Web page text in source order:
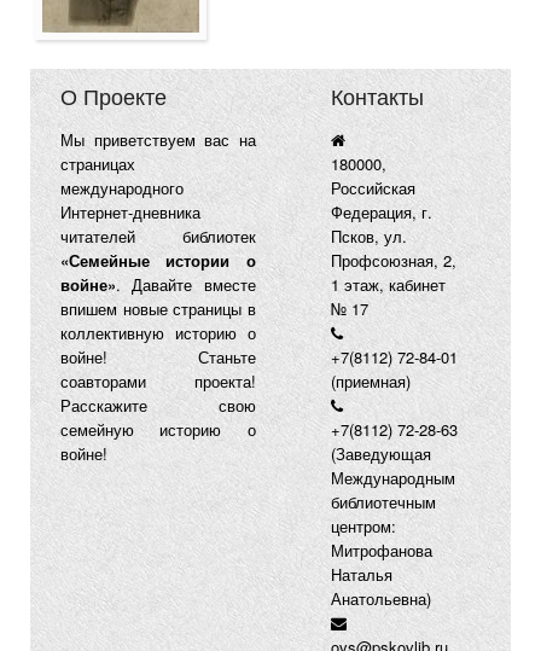
О Проекте
Мы приветствуем вас на
страницах
международного
Интернет-дневника
читателей библиотек
«Семейные истории о
войне». Давайте вместе
впишем новые страницы в
коллективную историю о
войне! Станьте
соавторами проекта!
Расскажите свою
семейную историю о
войне!
Контакты
180000,
Российская
Федерация, г.
Псков, ул.
Профсоюзная, 2,
1 этаж, кабинет
№ 17
+7(8112) 72-84-01
(приемная)
+7(8112) 72-28-63
(Заведующая
Международным
библиотечным
центром:
Митрофанова
Наталья
Анатольевна)